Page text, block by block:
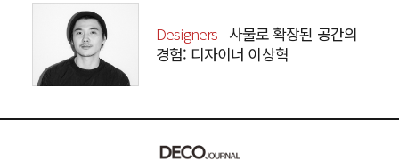
Designers 사물로 확장된 공간의
경험: 디자이너 이상혁